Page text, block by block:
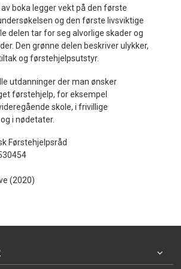
av boka legger vekt på den første
og den første livsviktige
delen tar for seg alvorlige skader og
Den grønne delen beskriver ulykker,
og førstehjelpsutstyr.
utdanninger der man ønsker
førstehjelp, for eksempel
skole, i frivillige
i nødetater.
Førstehjelpsråd
(2020)